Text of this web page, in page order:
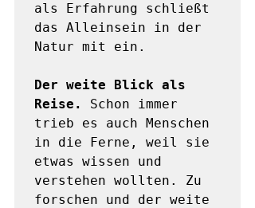
als Erfahrung schließt
das Alleinsein in der
Natur mit ein.
Der weite Blick als
Reise. Schon immer
trieb es auch Menschen
in die Ferne, weil sie
etwas wissen und
verstehen wollten. Zu
forschen und der weite